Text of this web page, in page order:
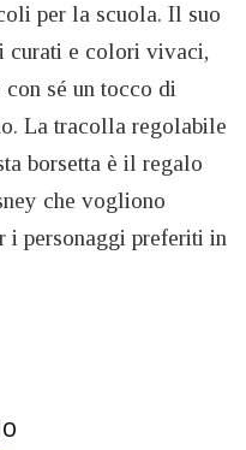
per la scuola. Il suo
curati e colori vivaci,
sé un tocco di
La tracolla regolabile
borsetta è il regalo
che vogliono
i personaggi preferiti in